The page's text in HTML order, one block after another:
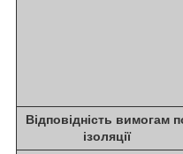
Відповідність вимогам
ізоляції